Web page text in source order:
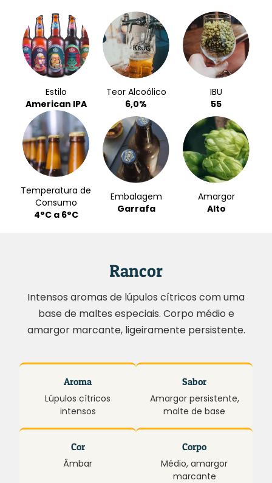
Estilo
American IPA
Teor Alcoólico
6,0%
IBU
55
Temperatura de
Consumo
4°C a 6°C
Embalagem
Garrafa
Amargor
Alto
Rancor
Intensos aromas de lúpulos cítricos com uma
base de maltes especiais. Corpo médio e
amargor marcante, ligeiramente persistente.
Aroma
Lúpulos cítricos
intensos
Sabor
Amargor persistente,
malte de base
Cor
Âmbar
Corpo
Médio, amargor
marcante